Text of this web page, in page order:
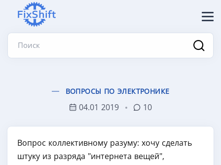
Поиск
ВОПРОСЫ ПО ЭЛЕКТРОНИКЕ
04.01 2019 10
Вопрос коллективному разуму: хочу сделать
штуку из разряда "интернета вещей",